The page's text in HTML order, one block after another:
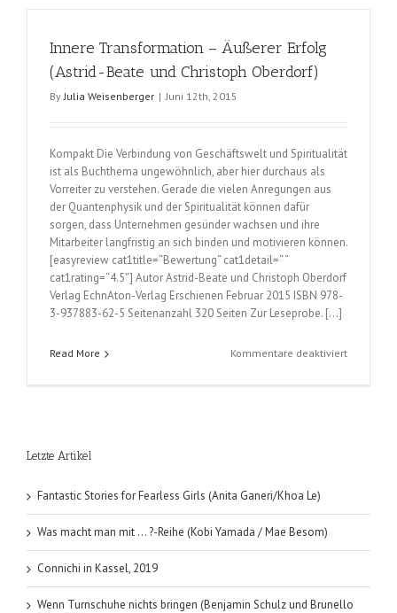
Innere Transformation – Äußerer Erfolg
(Astrid-Beate und Christoph Oberdorf)
ByJulia Weisenberger | Juni 12th, 2015
Kompakt Die Verbindung von Geschäftswelt und Spiritualität
ist als Buchthema ungewöhnlich, aber hier durchaus als
Vorreiter zu verstehen. Gerade die vielen Anregungen aus
der Quantenphysik und der Spiritualität können dafür
sorgen, dass Unternehmen gesünder wachsen und ihre
Mitarbeiter langfristig an sich binden und motivieren können.
[easyreview cat1title=“Bewertung“ cat1detail=“ “
cat1rating=“4.5″] Autor Astrid-Beate und Christoph Oberdorf
Verlag EchnAton-Verlag Erschienen Februar 2015 ISBN 978-
3-937883-62-5 Seitenanzahl 320 Seiten Zur Leseprobe. […]
Read More Kommentare deaktiviertfür
Christoph
Letzte Artikel
Fantastic Stories for Fearless Girls (Anita Ganeri/Khoa Le)
Was macht man mit … ?-Reihe (Kobi Yamada / Mae Besom)
Connichi in Kassel, 2019
Wenn Turnschuhe nichts bringen (Benjamin Schulz und Brunello